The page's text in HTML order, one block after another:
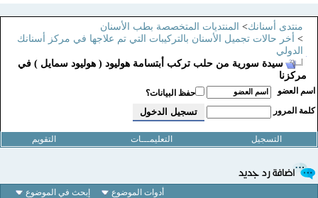
منتدى أسنانك>المنتديات المتخصصة بطب الأسنان
>أخر حالات تجميل الأسنان بالتركيبات التي تم علاجها في مركز أسنانك
الدولي
سيدة سورية من حلب تركب أبتسامة هوليود ( هوليود سمايل ) في
مركزنا
اسم العضو
حفظ البيانات؟
كلمة المرور
التسجيل التعليمـــات التقويم
أدوات الموضوع إبحث في الموضوع